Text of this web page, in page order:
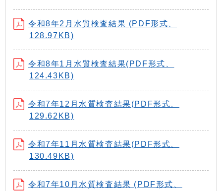
令和8年2月水質検査結果 (PDF形式、
128.97KB)
令和8年1月水質検査結果(PDF形式、
124.43KB)
令和7年12月水質検査結果(PDF形式、
129.62KB)
令和7年11月水質検査結果(PDF形式、
130.49KB)
令和7年10月水質検査結果 (PDF形式、